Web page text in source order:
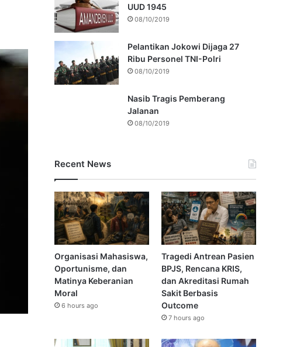
UUD 1945
08/10/2019
Pelantikan Jokowi Dijaga 27
Ribu Personel TNI-Polri
08/10/2019
Nasib Tragis Pemberang
Jalanan
08/10/2019
Recent News
Organisasi Mahasiswa,
Oportunisme, dan
Matinya Keberanian
Moral
6 hours ago
Tragedi Antrean Pasien
BPJS, Rencana KRIS,
dan Akreditasi Rumah
Sakit Berbasis
Outcome
7 hours ago